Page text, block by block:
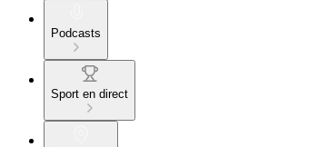
Podcasts
Sport en direct